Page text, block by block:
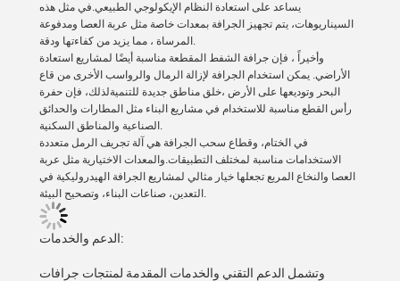
يساعد على استعادة النظام الإيكولوجي الطبيعي.في مثل هذه
السيناريوهات، يتم تجهيز الجرافة بمعدات خاصة مثل عربة العصا ومدفوعة
المرساة ، مما يزيد من كفاءتها ودقة.
وأخيراً ، فإن جرافة الشفط المقطعة مناسبة أيضًا لمشاريع استعادة
الأراضي. يمكن استخدام الجرافة لإزالة الرمال والرواسب الأخرى من قاع
البحر وتوديعها على الأرض ،خلق مناطق جديدة للتنميةلذلك، فإن حفرة
رأس القطع مناسبة للاستخدام في مشاريع البناء مثل المطارات والحدائق
الصناعية والمناطق السكنية.
في الختام، وقطاع سحب الجرافة هي آلة تجريف الرمل متعددة
الاستخدامات مناسبة لمختلف التطبيقات.والمعدات الاختيارية مثل عربة
العصا والنخاع المربع تجعلها خيار مثالي لمشاريع الجرافة الهيدروليكية في
التعدين، صناعات البناء، وتصحيح البيئة.
الدعم والخدمات:
وتشمل الدعم التقني والخدمات المقدمة لمنتجات جرافات